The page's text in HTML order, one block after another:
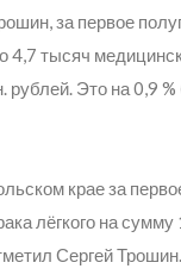
за первое
4,7 тысяч
Это на 0,9
крае за
лёгкого на
Сергей